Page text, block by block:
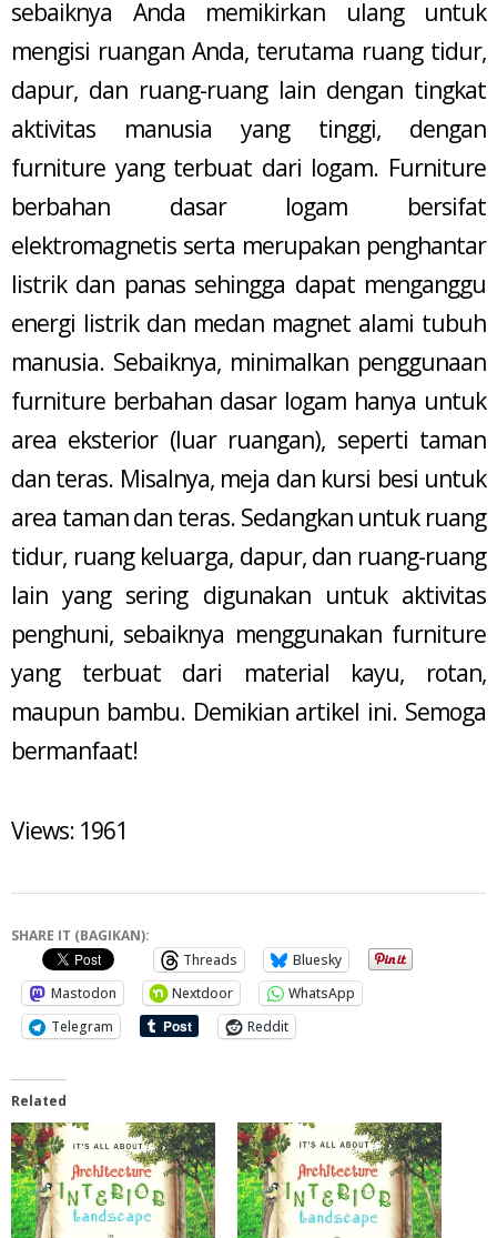
sebaiknya Anda memikirkan ulang untuk
mengisi ruangan Anda, terutama ruang tidur,
dapur, dan ruang-ruang lain dengan tingkat
aktivitas manusia yang tinggi, dengan
furniture yang terbuat dari logam. Furniture
berbahan dasar logam bersifat
elektromagnetis serta merupakan penghantar
listrik dan panas sehingga dapat menganggu
energi listrik dan medan magnet alami tubuh
manusia. Sebaiknya, minimalkan penggunaan
furniture berbahan dasar logam hanya untuk
area eksterior (luar ruangan), seperti taman
dan teras. Misalnya, meja dan kursi besi untuk
area taman dan teras. Sedangkan untuk ruang
tidur, ruang keluarga, dapur, dan ruang-ruang
lain yang sering digunakan untuk aktivitas
penghuni, sebaiknya menggunakan furniture
yang terbuat dari material kayu, rotan,
maupun bambu. Demikian artikel ini. Semoga
bermanfaat!
Views: 1961
SHARE IT (BAGIKAN):
Threads
Bluesky
Mastodon
Nextdoor
WhatsApp
Telegram
Reddit
Related